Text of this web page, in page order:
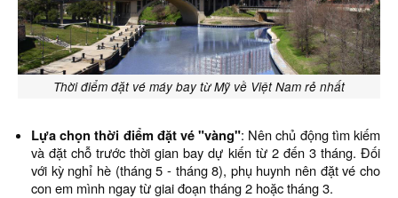
Thời điểm đặt vé máy bay từ Mỹ về Việt Nam rẻ nhất
Lựa chọn thời điểm đặt vé "vàng": Nên chủ động tìm kiếm
và đặt chỗ trước thời gian bay dự kiến từ 2 đến 3 tháng. Đối
với kỳ nghỉ hè (tháng 5 - tháng 8), phụ huynh nên đặt vé cho
con em mình ngay từ giai đoạn tháng 2 hoặc tháng 3.